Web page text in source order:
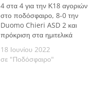
4 στα 4 για την Κ18 αγοριών
στο ποδόσφαιρο, 8-0 την
Duomo Chieri ASD 2 και
πρόκριση στα ημιτελικά
18 Ιουνίου 2022
σε "Ποδόσφαιρο"